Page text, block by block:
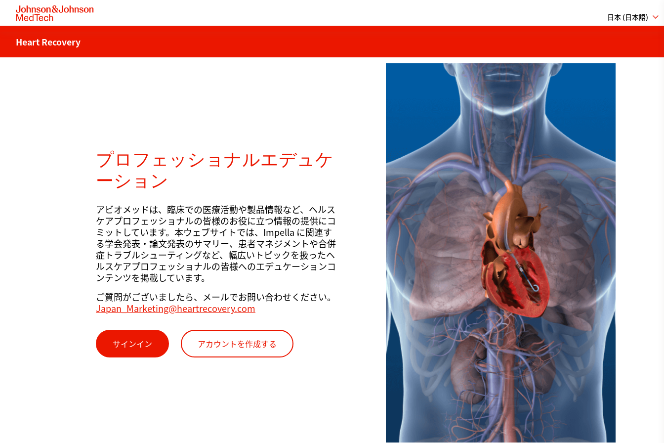
Heart Recovery
日本 (日本語)
プロフェッショナルエデュケ
ーション
アビオメッドは、臨床での医療活動や製品情報など、ヘルス
ケアプロフェッショナルの皆様のお役に立つ情報の提供にコ
ミットしています。本ウェブサイトでは、Impella に関連す
る学会発表・論文発表のサマリー、患者マネジメントや合併
症トラブルシューティングなど、幅広いトピックを扱ったヘ
ルスケアプロフェッショナルの皆様へのエデュケーションコ
ンテンツを掲載しています。
ご質問がございましたら、メールでお問い合わせください。
Japan_Marketing@heartrecovery.com